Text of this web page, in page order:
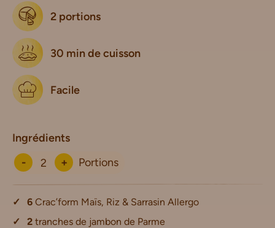
2 portions
30 min de cuisson
Facile
Ingrédients
-
+ Portions
6 Crac’form Maïs, Riz & Sarrasin Allergo
2 tranches de jambon de Parme